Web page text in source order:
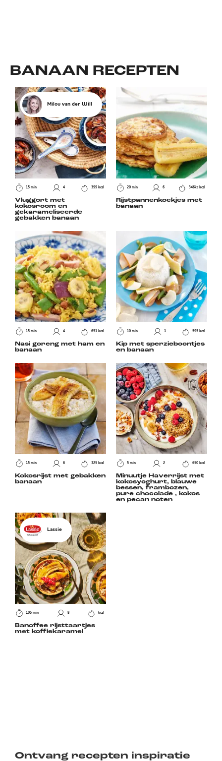
BANAAN RECEPTEN
Milou van der Will
15 min 4 399 kcal
Vluggort met
kokosroom en
gekarameliseerde
gebakken banaan
20 min 6 346kc kcal
Rijstpannenkoekjes met
banaan
15 min 4 651 kcal
Nasi goreng met ham en
banaan
10 min 1 595 kcal
Kip met sperzieboontjes
en banaan
15 min 6 325 kcal
Kokosrijst met gebakken
banaan
5 min 2 650 kcal
Minuutje Haverrijst met
kokosyoghurt, blauwe
bessen, frambozen,
pure chocolade , kokos
en pecan noten
Lassie
105 min 8 kcal
Banoffee rijsttaartjes
met koffiekaramel
Ontvang recepten inspiratie